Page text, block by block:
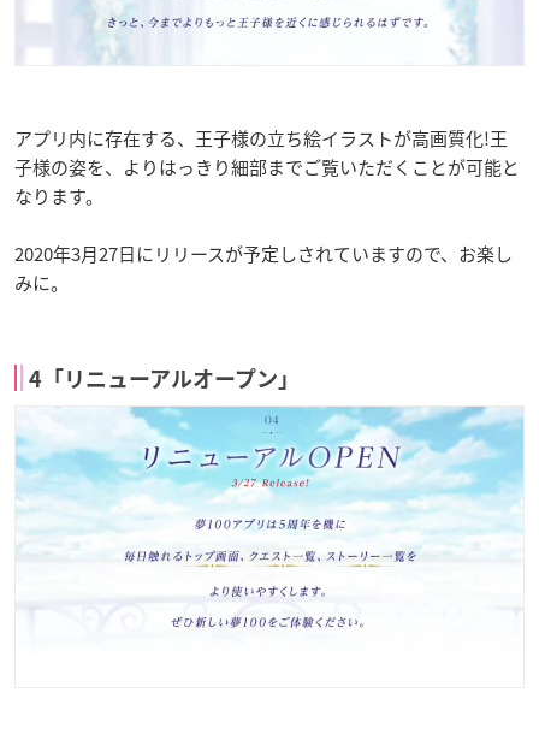
アプリ内に存在する、王子様の立ち絵イラストが高画質化!王
子様の姿を、よりはっきり細部までご覧いただくことが可能と
なります。
2020年3月27日にリリースが予定しされていますので、お楽し
みに。
4「リニューアルオープン」